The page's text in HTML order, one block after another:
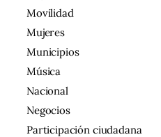
Movilidad
Mujeres
Municipios
Música
Nacional
Negocios
Participación ciudadana